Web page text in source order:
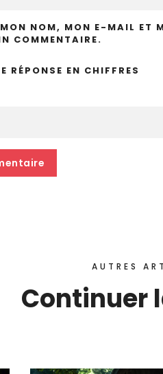
MON NOM, MON E-MAIL ET
COMMENTAIRE.
RÉPONSE EN CHIFFRES
AUTRES
Continuer